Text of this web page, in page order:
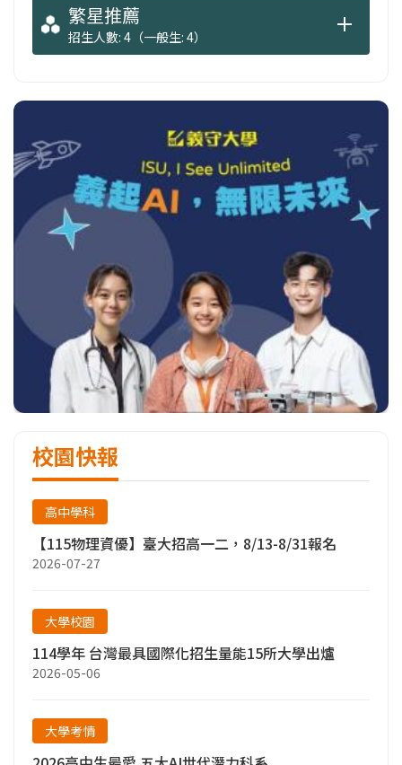
繁星推薦
招生人數: 4（一般生: 4）
校園快報
高中學科
【115物理資優】臺大招高一二，8/13-8/31報名
2026-07-27
大學校園
114學年 台灣最具國際化招生量能15所大學出爐
2026-05-06
大學考情